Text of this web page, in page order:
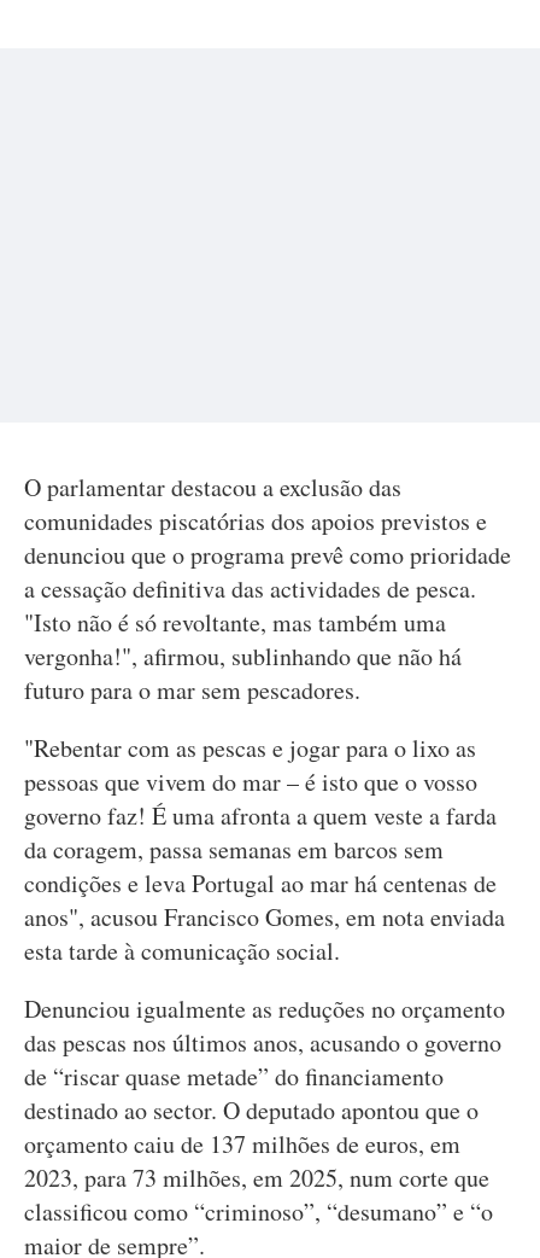
O parlamentar destacou a exclusão das
comunidades piscatórias dos apoios previstos e
denunciou que o programa prevê como prioridade
a cessação definitiva das actividades de pesca.
"Isto não é só revoltante, mas também uma
vergonha!", afirmou, sublinhando que não há
futuro para o mar sem pescadores.
"Rebentar com as pescas e jogar para o lixo as
pessoas que vivem do mar – é isto que o vosso
governo faz! É uma afronta a quem veste a farda
da coragem, passa semanas em barcos sem
condições e leva Portugal ao mar há centenas de
anos", acusou Francisco Gomes, em nota enviada
esta tarde à comunicação social.
Denunciou igualmente as reduções no orçamento
das pescas nos últimos anos, acusando o governo
de “riscar quase metade” do financiamento
destinado ao sector. O deputado apontou que o
orçamento caiu de 137 milhões de euros, em
2023, para 73 milhões, em 2025, num corte que
classificou como “criminoso”, “desumano” e “o
maior de sempre”.